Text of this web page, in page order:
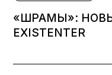
«ШРАМЫ»:
EXISTENTER